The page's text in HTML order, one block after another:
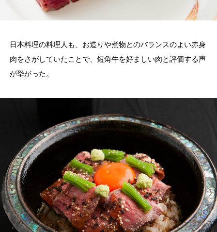
日本料理の料理人も、お造りや煮物とのバランスのよい赤身
肉をさがしていたことで、短角牛を好ましい肉と評価する声
が挙がった。